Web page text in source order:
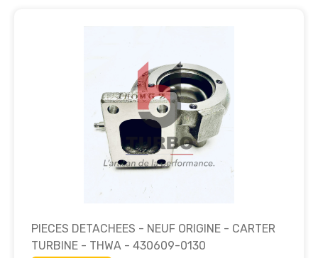
PIECES DETACHEES - NEUF ORIGINE - CARTER
TURBINE - THWA - 430609-0130